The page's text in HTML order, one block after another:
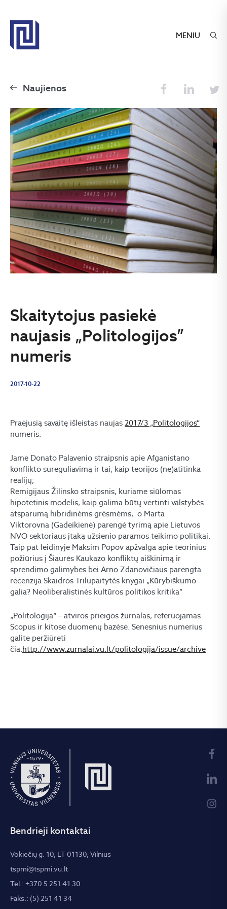
MENIU
Naujienos
Skaitytojus pasiekė
naujasis „Politologijos”
numeris
2017-10-22
Praėjusią savaitę išleistas naujas 2017/3 „Politologijos”
numeris.
Jame Donato Palavenio straipsnis apie Afganistano
konflikto sureguliavimą ir tai, kaip teorijos (ne)atitinka
realijų;
Remigijaus Žilinsko straipsnis, kuriame siūlomas
hipotetinis modelis, kaip galima būtų vertinti valstybės
atsparumą hibridinėms grėsmėms, o Marta
Viktorovna (Gadeikienė) parengė tyrimą apie Lietuvos
NVO sektoriaus įtaką užsienio paramos teikimo politikai.
Taip pat leidinyje Maksim Popov apžvalga apie teorinius
požiūrius į Šiaurės Kaukazo konfliktų aiškinimą ir
sprendimo galimybes bei Arno Zdanovičiaus parengta
recenzija Skaidros Trilupaitytės knygai „Kūrybiškumo
galia? Neoliberalistinės kultūros politikos kritika”
„Politologija“ – atviros prieigos žurnalas, referuojamas
Scopus ir kitose duomenų bazėse. Senesnius numerius
galite peržiūrėti
čia:http://www.zurnalai.vu.lt/politologija/issue/archive
Bendrieji kontaktai
Vokiečių g. 10, LT-01130, Vilnius
tspmi@tspmi.vu.lt
Tel.: +370 5 251 41 30
Faks.: (5) 251 41 34